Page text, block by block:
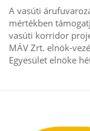
A vasúti
mértékben
vasúti korridor
MÁV Zrt. elnök-
Egyesület elnöke